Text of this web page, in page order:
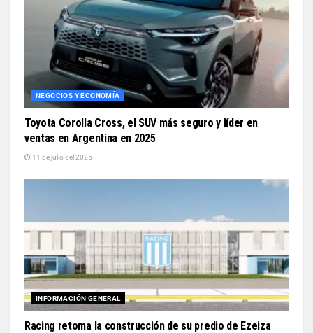
NEGOCIOS Y ECONOMÍA
Toyota Corolla Cross, el SUV más seguro y líder en
ventas en Argentina en 2025
11 de julio del 2025
INFORMACIÓN GENERAL
Racing retoma la construcción de su predio de Ezeiza